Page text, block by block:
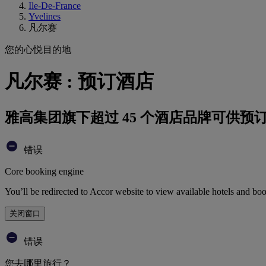
Ile-De-France
Yvelines
凡尔赛
您的心悦目的地
凡尔赛 : 预订酒店
雅高集团旗下超过 45 个酒店品牌可供预
错误
Core booking engine
You’ll be redirected to Accor website to view available hotels and
关闭窗口
错误
您去哪里旅行？